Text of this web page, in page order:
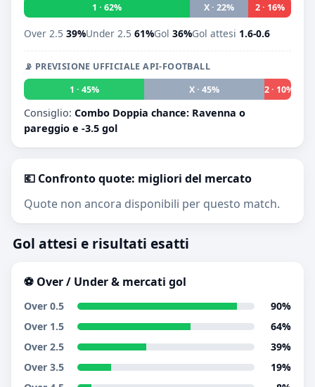
1 · 62% X · 22% 2 · 16%
Over 2.5 39%Under 2.5 61%Gol 36%Gol attesi 1.6-0.6
📡 PREVISIONE UFFICIALE API-FOOTBALL
1 · 45%
X · 45% 2 · 10%
Consiglio: Combo Doppia chance: Ravenna o
pareggio e -3.5 gol
💶 Confronto quote: migliori del mercato
Quote non ancora disponibili per questo match.
Gol attesi e risultati esatti
⚽ Over / Under & mercati gol
Over 0.5
90%
Over 1.5
64%
Over 2.5
39%
Over 3.5
19%